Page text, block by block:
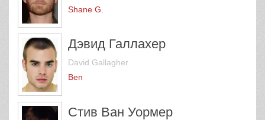
Shane G.
Дэвид Галлахер
David Gallagher
Ben
Стив Ван Уормер